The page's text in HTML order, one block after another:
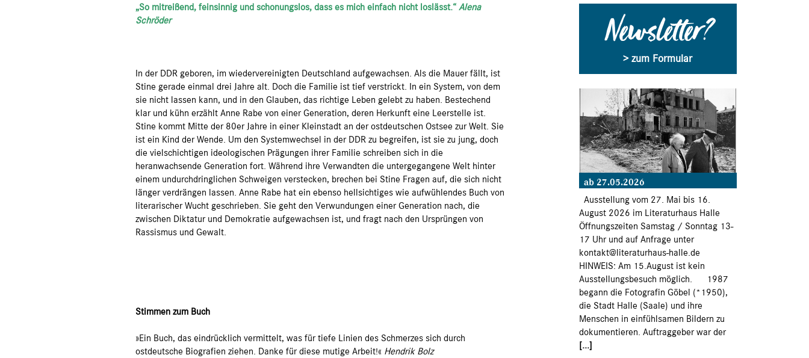
„So mitreißend, feinsinnig und schonungslos, dass es mich einfach nicht loslässt.“Alena
Schröder
In der DDR geboren, im wiedervereinigten Deutschland aufgewachsen. Als die Mauer fällt, ist
Stine gerade einmal drei Jahre alt. Doch die Familie ist tief verstrickt. In ein System, von dem
sie nicht lassen kann, und in den Glauben, das richtige Leben gelebt zu haben. Bestechend
klar und kühn erzählt Anne Rabe von einer Generation, deren Herkunft eine Leerstelle ist.
Stine kommt Mitte der 80er Jahre in einer Kleinstadt an der ostdeutschen Ostsee zur Welt. Sie
ist ein Kind der Wende. Um den Systemwechsel in der DDR zu begreifen, ist sie zu jung, doch
die vielschichtigen ideologischen Prägungen ihrer Familie schreiben sich in die
heranwachsende Generation fort. Während ihre Verwandten die untergegangene Welt hinter
einem undurchdringlichen Schweigen verstecken, brechen bei Stine Fragen auf, die sich nicht
länger verdrängen lassen. Anne Rabe hat ein ebenso hellsichtiges wie aufwühlendes Buch von
literarischer Wucht geschrieben. Sie geht den Verwundungen einer Generation nach, die
zwischen Diktatur und Demokratie aufgewachsen ist, und fragt nach den Ursprüngen von
Rassismus und Gewalt.
Stimmen zum Buch
»Ein Buch, das eindrücklich vermittelt, was für tiefe Linien des Schmerzes sich durch
ostdeutsche Biografien ziehen. Danke für diese mutige Arbeit!« Hendrik Bolz
Newsletter?
> zum Formular
ab 27.05.2026
Ausstellung vom 27. Mai bis 16.
August 2026 im Literaturhaus Halle
Öffnungszeiten Samstag / Sonntag 13-
17 Uhr und auf Anfrage unter
kontakt@literaturhaus-halle.de
HINWEIS: Am 15.August ist kein
Ausstellungsbesuch möglich. 1987
begann die Fotografin Göbel (*1950),
die Stadt Halle (Saale) und ihre
Menschen in einfühlsamen Bildern zu
dokumentieren. Auftraggeber war der
[...]